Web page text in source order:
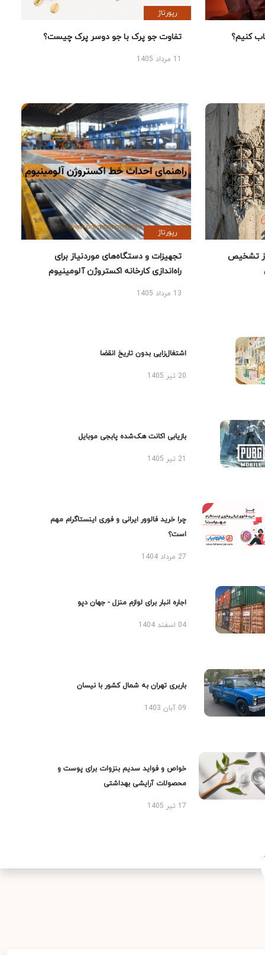
کنیم؟
رپورتاژ
تفاوت جو پرک با جو دوسر پرک چیست؟
تشخیص
رپورتاژ
تجهیزات و دستگاه‌های موردنیاز برای
راه‌اندازی کارخانه اکستروژن آلومینیوم
13 مرداد 1405
اشتغال‌زایی بدون تاریخ انقضا
20 تیر 1405
بازیابی اکانت هک‌شده پابجی موبایل
چرا خرید فالوور ایرانی و فوری اینستاگرام مهم
است؟
27 مرداد 1404
اجاره انبار برای لوازم منزل - جهان دپو
04 اسفند 1404
باربری تهران به شمال کشور با نیسان
09 آبان 1403
خواص و فواید سدیم بنزوات برای پوست و
محصولات آرایشی بهداشتی
17 تیر 1405